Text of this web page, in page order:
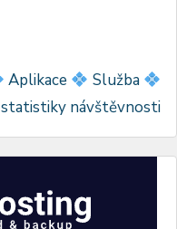
Aplikace
Služba
statistiky návštěvnosti